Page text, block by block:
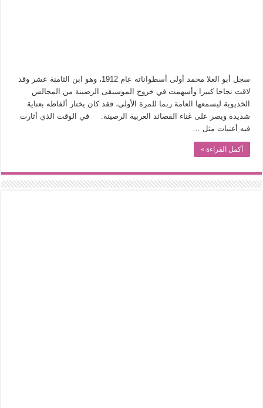
“الرحالة العرب واكتشاف أوروبا”.. قراءة جديدة لبدايات “الاستغراب”
عوالم منصورة عز الدين.. حين يصبح الزمن بطل الرواية
الطعام في الحضارة الإسلامية.. تاريخ يُقرأ بالنكهات
سجل أبو العلا محمد أولى أسطواناته عام 1912، وهو ابن الثامنة عشر وقد
لاقت نجاحا كبيرا وأسهمت في خروج الموسيقى الرصينة من المجالس
الخديوية ليسمعها العامة ربما للمرة الأولى، فقد كان يختار ألفاظه بعناية
شديدة ويصر على غناء القصائد العربية الرصينة. في الوقت الذي أثارت
فيه أغنيات مثل …
أكمل القراءة »